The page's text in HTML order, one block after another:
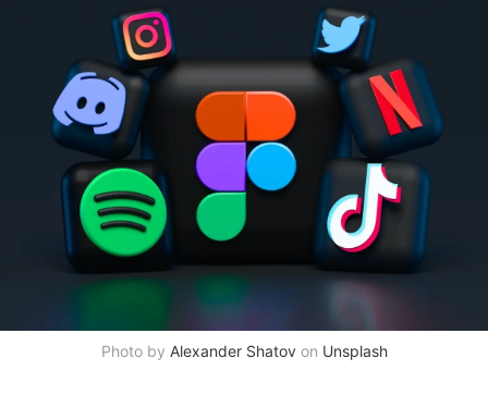
Photo by Alexander Shatovon Unsplash